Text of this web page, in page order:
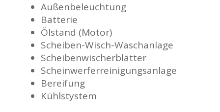
Außenbeleuchtung
Batterie
Ölstand (Motor)
Scheiben-Wisch-Waschanlage
Scheibenwischerblätter
Scheinwerferreinigungsanlage
Bereifung
Kühlstystem